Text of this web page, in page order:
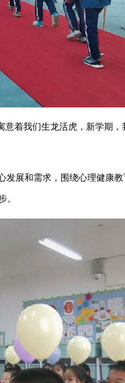
着我们生龙活虎，新学期，
展和需求，围绕心理健康
。